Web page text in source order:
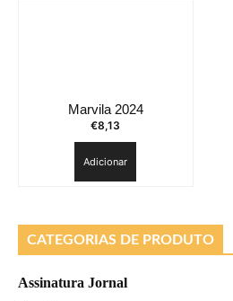
Marvila 2024
€8,13
Adicionar
CATEGORIAS DE PRODUTO
Assinatura Jornal